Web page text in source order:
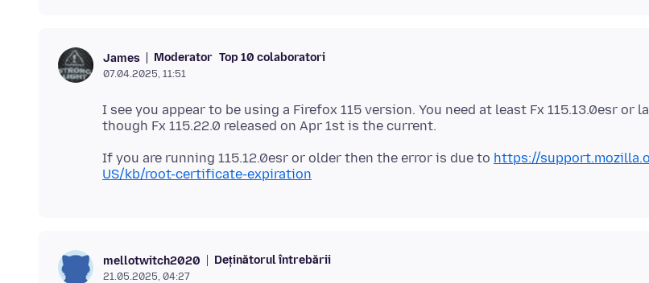
James Moderator Top 10 colaboratori
07.04.2025, 11:51
I see you appear to be using a Firefox 115 version. You need at least Fx 115.13.0esr or
If you are running 115.12.0esr or older then the error is due to https://
US/kb/root-certificate-expiration
mellotwitch2020 Deținătorul întrebării
21.05.2025, 04:27